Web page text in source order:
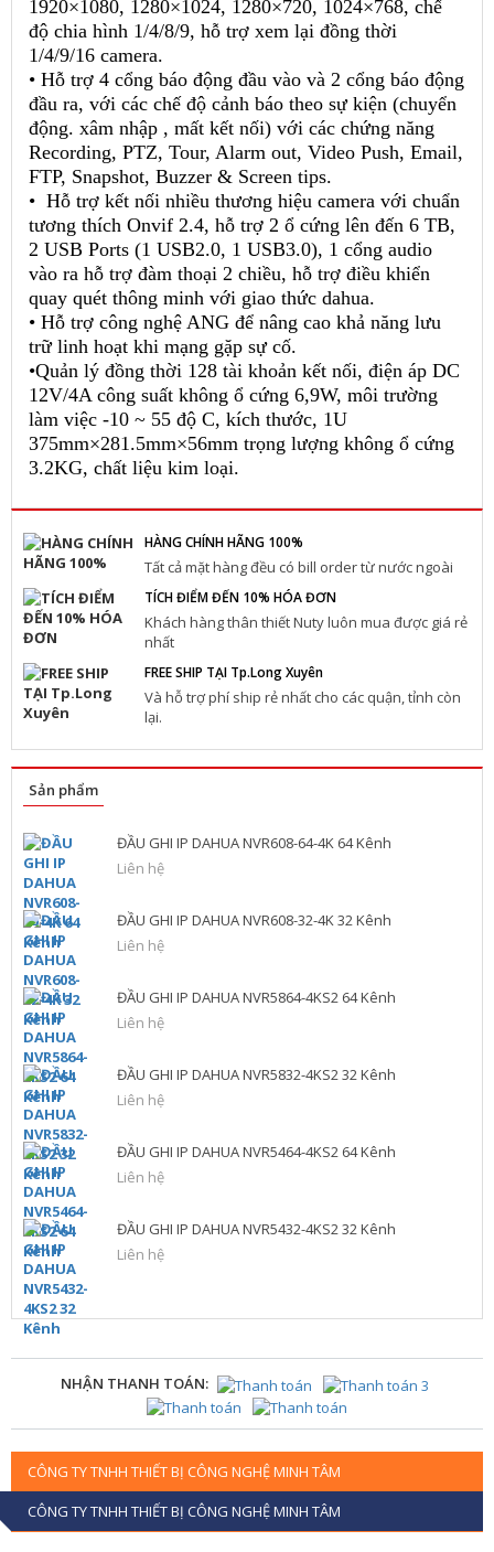
1920×1080, 1280×1024, 1280×720, 1024×768, chế
độ chia hình 1/4/8/9, hỗ trợ xem lại đồng thời
1/4/9/16 camera.
• Hỗ trợ 4 cổng báo động đầu vào và 2 cổng báo động
đầu ra, với các chế độ cảnh báo theo sự kiện (chuyển
động. xâm nhập , mất kết nối) với các chứng năng
Recording, PTZ, Tour, Alarm out, Video Push, Email,
FTP, Snapshot, Buzzer & Screen tips.
• Hỗ trợ kết nối nhiều thương hiệu camera với chuẩn
tương thích Onvif 2.4, hỗ trợ 2 ổ cứng lên đến 6 TB,
2 USB Ports (1 USB2.0, 1 USB3.0), 1 cổng audio
vào ra hỗ trợ đàm thoại 2 chiều, hỗ trợ điều khiển
quay quét thông minh với giao thức dahua.
• Hỗ trợ công nghệ ANG để nâng cao khả năng lưu
trữ linh hoạt khi mạng gặp sự cố.
•Quản lý đồng thời 128 tài khoản kết nối, điện áp DC
12V/4A công suất không ổ cứng 6,9W, môi trường
làm việc -10 ~ 55 độ C, kích thước, 1U
375mm×281.5mm×56mm trọng lượng không ổ cứng
3.2KG, chất liệu kim loại.
HÀNG CHÍNH HÃNG 100%
Tất cả mặt hàng đều có bill order từ nước ngoài
TÍCH ĐIỂM ĐẾN 10% HÓA ĐƠN
Khách hàng thân thiết Nuty luôn mua được giá rẻ
nhất
FREE SHIP TẠI Tp.Long Xuyên
Và hỗ trợ phí ship rẻ nhất cho các quận, tỉnh còn
lại.
Sản phẩm
ĐẦU GHI IP DAHUA NVR608-64-4K 64 Kênh
Liên hệ
ĐẦU GHI IP DAHUA NVR608-32-4K 32 Kênh
Liên hệ
ĐẦU GHI IP DAHUA NVR5864-4KS2 64 Kênh
Liên hệ
ĐẦU GHI IP DAHUA NVR5832-4KS2 32 Kênh
Liên hệ
ĐẦU GHI IP DAHUA NVR5464-4KS2 64 Kênh
Liên hệ
ĐẦU GHI IP DAHUA NVR5432-4KS2 32 Kênh
Liên hệ
NHẬN THANH TOÁN:
CÔNG TY TNHH THIẾT BỊ CÔNG NGHỆ MINH TÂM
CÔNG TY TNHH THIẾT BỊ CÔNG NGHỆ MINH TÂM